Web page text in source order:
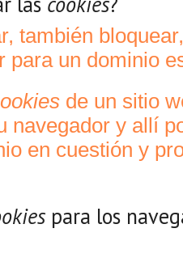
también
para un dominio
de un sitio
navegador y allí
en cuestión y
para los